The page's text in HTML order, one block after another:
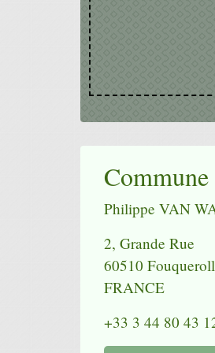
Philippe VAN
2, Grande Rue
60510
FRANCE
+33 3 44 80 43